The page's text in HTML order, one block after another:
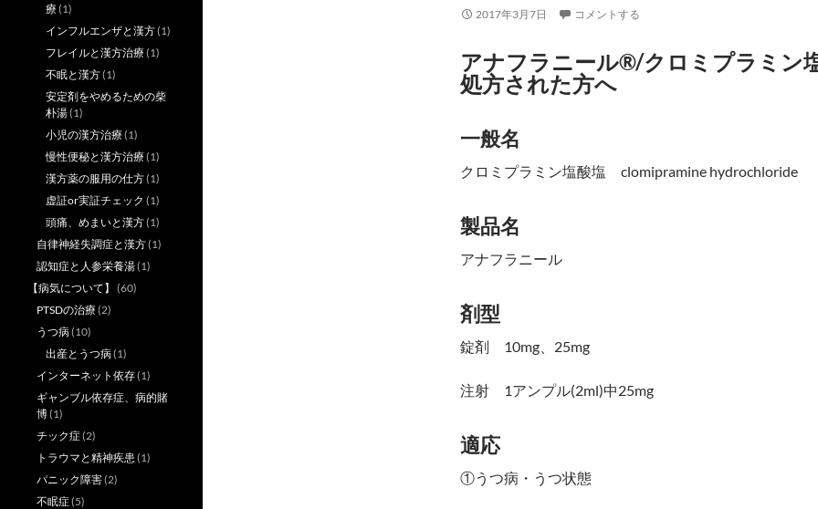
2017年3月7日 コメントする
アナフラニール®/クロミプラミン
処方された方へ
一般名
クロミプラミン塩酸塩 clomipramine hydrochloride
製品名
アナフラニール
剤型
錠剤 10mg、25mg
注射 1アンプル(2ml)中25mg
適応
①うつ病・うつ状態
療(1)
インフルエンザと漢方(1)
フレイルと漢方治療(1)
不眠と漢方(1)
安定剤をやめるための柴
朴湯(1)
小児の漢方治療(1)
慢性便秘と漢方治療(1)
漢方薬の服用の仕方(1)
虚証or実証チェック (1)
頭痛、めまいと漢方(1)
自律神経失調症と漢方(1)
認知症と人参栄養湯(1)
【病気について】
(60)
PTSDの治療(2)
うつ病(10)
出産とうつ病(1)
インターネット依存(1)
ギャンブル依存症、病的賭
博(1)
チック症(2)
トラウマと精神疾患 (1)
パニック障害(2)
不眠症(5)